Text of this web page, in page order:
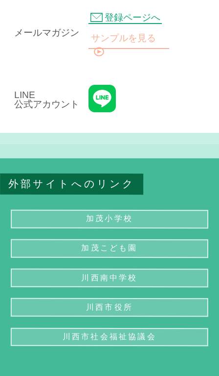
メールマガジン
登録ページへ
サンプルを見る
LINE
公式アカウント
外部サイトへのリンク
加茂小学校
加茂こども園
川西南中学校
川西市役所
川西市社会福祉協議会